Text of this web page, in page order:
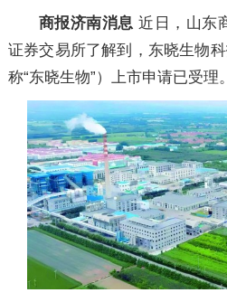
商报济南消息 近日，山东
证券交易所了解到，东晓生物
称“东晓生物”）上市申请已受理。